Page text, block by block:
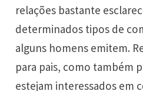
relações bastante
determinados tipos de
alguns homens emitem.
para pais, como também
estejam interessados em